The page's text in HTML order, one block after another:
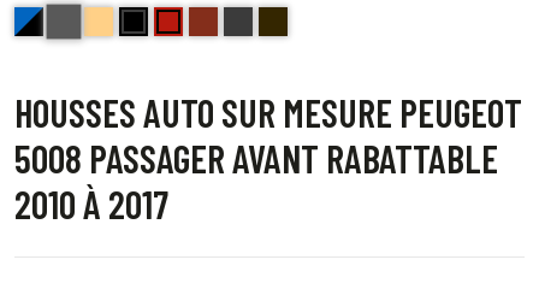
bleu et noir Delta
anthracite golf
beige bravo
noir centre gris bord noir foxtrot
Rouge ( bord noir) Echo
HOUSSES AUTO SUR MESURE PEUGEOT
5008 PASSAGER AVANT RABATTABLE
2010 À 2017